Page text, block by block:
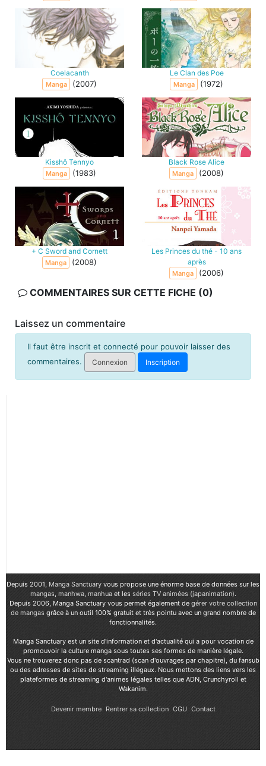
Coelacanth
Manga (2007)
Le Clan des Poe
Manga (1972)
Kisshô Tennyo
Manga (1983)
Black Rose Alice
Manga (2008)
+ C Sword and Cornett
Manga (2008)
Les Princes du thé - 10 ans
après
Manga (2006)
COMMENTAIRES SUR CETTE FICHE (0)
Laissez un commentaire
Il faut être inscrit et connecté pour pouvoir laisser des
commentaires.
Connexion Inscription
Depuis 2001, Manga Sanctuary vous propose une énorme base de données sur les
mangas, manhwa, manhuaet les séries TV animées (japanimation).
Depuis 2006, Manga Sanctuary vous permet également de gérer votre collection
de mangasgrâce à un outil 100% gratuit et très pointu avec un grand nombre de
fonctionnalités.
Manga Sanctuary est un site d'information et d'actualité qui a pour vocation de
promouvoir la culture manga sous toutes ses formes de manière légale.
Vous ne trouverez donc pas de scantrad (scan d'ouvrages par chapitre), du fansub
ou des adresses de sites de streaming illégaux. Nous mettons des liens vers les
plateformes de streaming d'animes légales telles que ADN, Crunchyroll et
Wakanim.
Devenir membre Rentrer sa collection CGU Contact